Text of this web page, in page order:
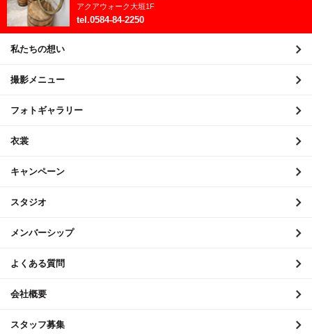
2021年4月
2021年3月
2020年11月
2020年10月
2020年9月
2020年5月
2020年4月
アクアウォーク大垣1F
tel .0584-84-2250
私たちの想い
撮影メニュー
フォトギャラリー
衣裳
キャンペーン
スタジオ
メンバーシップ
よくある質問
会社概要
スタッフ募集